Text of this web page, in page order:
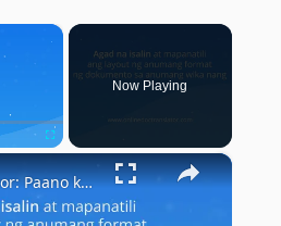
×
Fullscreen
Now Playing
×
Doc Translator: Paano ko magagamit ang tagasalin ng dokumento?